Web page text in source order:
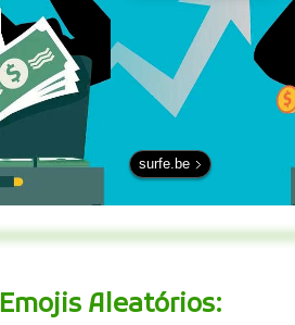
surfe.be
Emojis Aleatórios: